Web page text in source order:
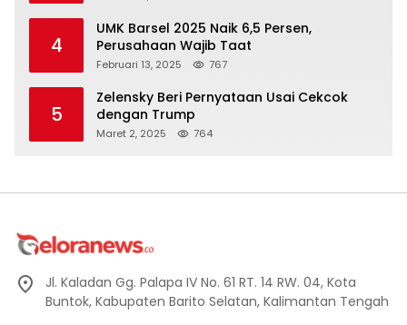
4
UMK Barsel 2025 Naik 6,5 Persen,
Perusahaan Wajib Taat
Februari 13, 2025 767
5
Zelensky Beri Pernyataan Usai Cekcok
dengan Trump
Maret 2, 2025 764
Jl. Kaladan Gg. Palapa IV No. 61 RT. 14 RW. 04, Kota
Buntok, Kabupaten Barito Selatan, Kalimantan Tengah